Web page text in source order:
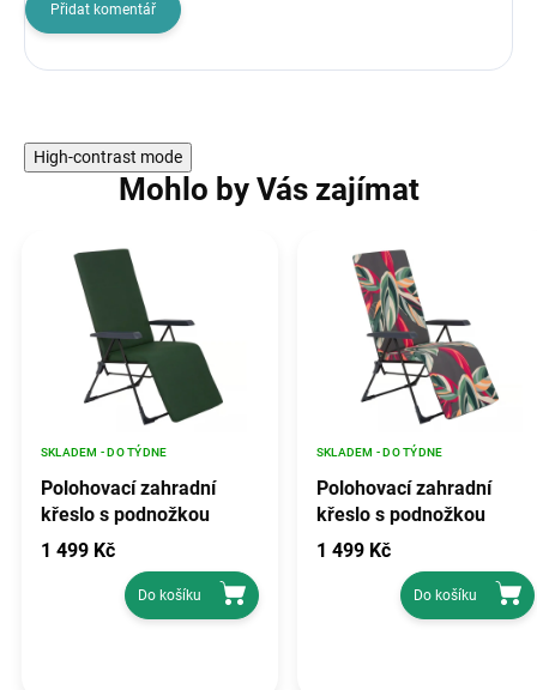
Přidat komentář
High-contrast mode
Mohlo by Vás zajímat
Polohovací zahradní
křeslo s podnožkou
Barletta Plus Black
Edition H024-32PB
SKLADEM - DO TÝDNE
1 499 Kč
Do košíku
Polohovací zahradní
křeslo s podnožkou
Barletta Plus Black
Edition G053-06IB PATIO
SKLADEM - DO TÝDNE
1 499 Kč
Do košíku